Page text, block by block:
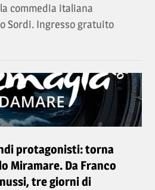
commedia italiana
Sordi. Ingresso gratuito
protagonisti: torna
Miramare. Da Franco
tre giorni di